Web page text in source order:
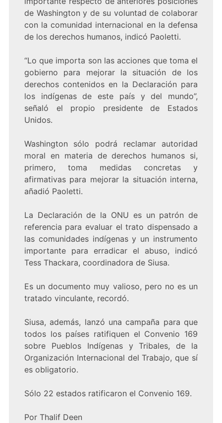
de Washington y de su voluntad de colaborar
con la comunidad internacional en la defensa
de los derechos humanos, indicó Paoletti.
“Lo que importa son las acciones que toma el
gobierno para mejorar la situación de los
derechos contenidos en la Declaración para
los indígenas de este país y del mundo”,
señaló el propio presidente de Estados
Unidos.
Washington sólo podrá reclamar autoridad
moral en materia de derechos humanos si,
primero, toma medidas concretas y
afirmativas para mejorar la situación interna,
añadió Paoletti.
La Declaración de la ONU es un patrón de
referencia para evaluar el trato dispensado a
las comunidades indígenas y un instrumento
importante para erradicar el abuso, indicó
Tess Thackara, coordinadora de Siusa.
Es un documento muy valioso, pero no es un
tratado vinculante, recordó.
Siusa, además, lanzó una campaña para que
todos los países ratifiquen el Convenio 169
sobre Pueblos Indígenas y Tribales, de la
Organización Internacional del Trabajo, que sí
es obligatorio.
Sólo 22 estados ratificaron el Convenio 169.
Por Thalif Deen